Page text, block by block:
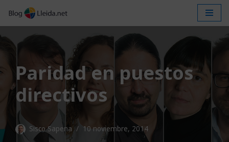
Saltar
al
Paridad en puestos
directivos
Sisco Sapena 10 noviembre, 2014